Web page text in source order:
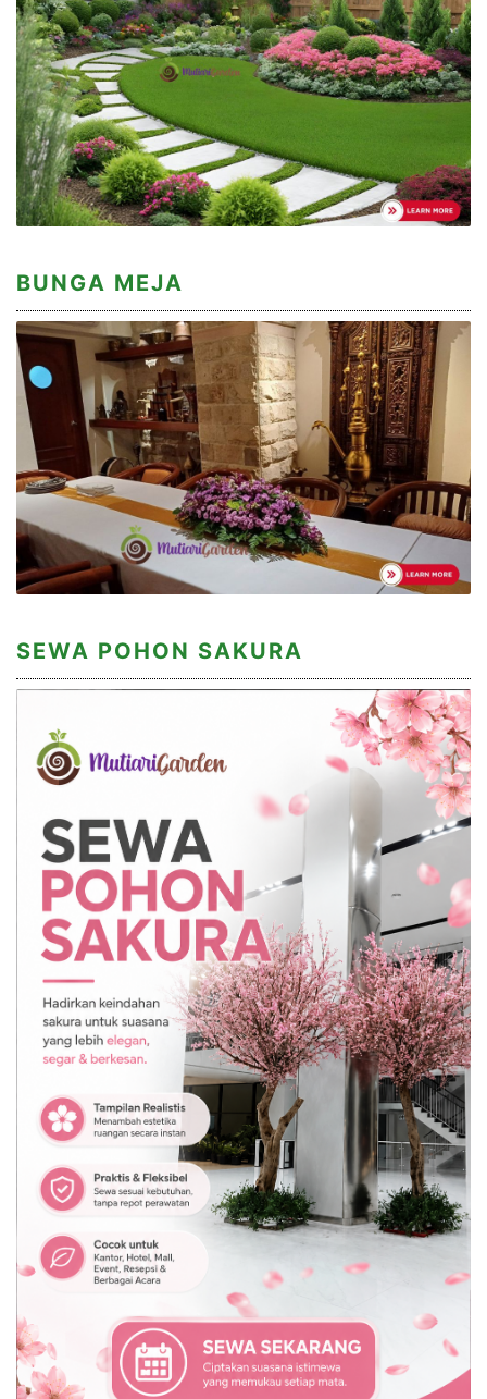
BUNGA MEJA
SEWA POHON SAKURA